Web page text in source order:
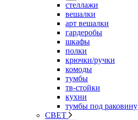
стеллажи
вешалки
арт вешалки
гардеробы
шкафы
полки
крючки/ручки
комоды
тумбы
тв-стойки
кухни
тумбы под раковину
СВЕТ